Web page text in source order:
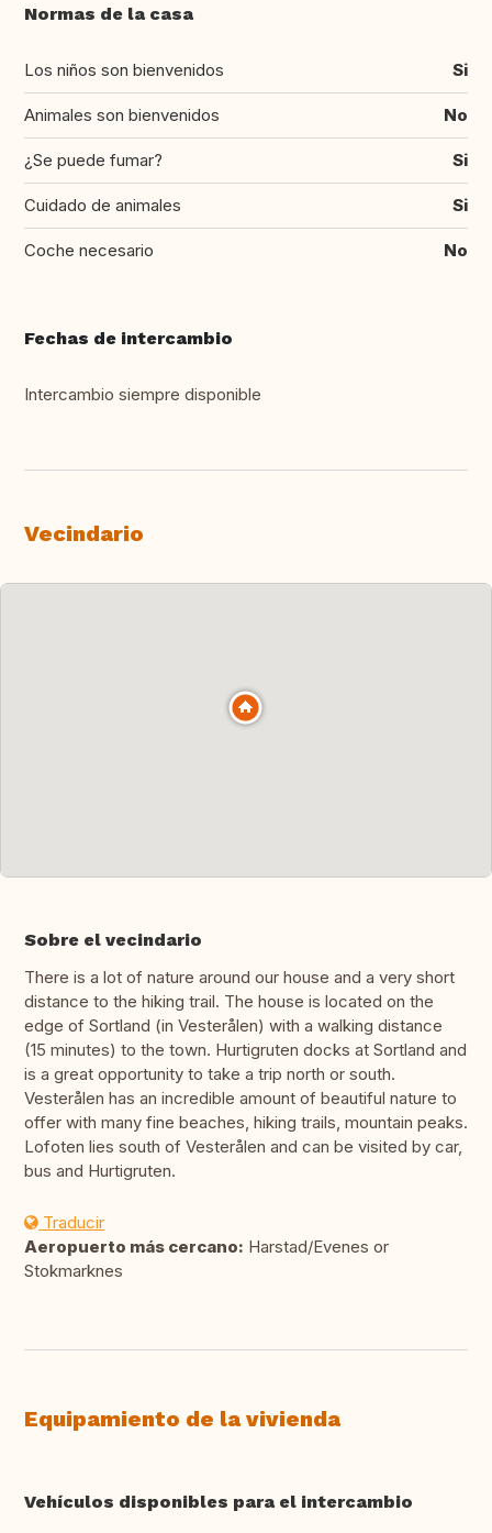
Normas de la casa
Los niños son bienvenidos Si
Animales son bienvenidos No
¿Se puede fumar? Si
Cuidado de animales Si
Coche necesario No
Fechas de intercambio
Intercambio siempre disponible
Vecindario
Sobre el vecindario
There is a lot of nature around our house and a very short
distance to the hiking trail. The house is located on the
edge of Sortland (in Vesterålen) with a walking distance
(15 minutes) to the town. Hurtigruten docks at Sortland and
is a great opportunity to take a trip north or south.
Vesterålen has an incredible amount of beautiful nature to
offer with many fine beaches, hiking trails, mountain peaks.
Lofoten lies south of Vesterålen and can be visited by car,
bus and Hurtigruten.
Traducir
Aeropuerto más cercano: Harstad/Evenes or
Stokmarknes
Equipamiento de la vivienda
Vehículos disponibles para el intercambio